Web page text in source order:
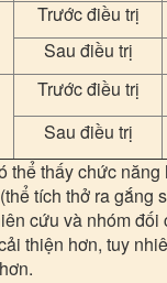
Trước điều trị
Sau điều trị
Trước điều trị
Sau điều trị
thể thấy chức
tích thở ra gắng
cứu và nhóm đối
thiện hơn, tuy